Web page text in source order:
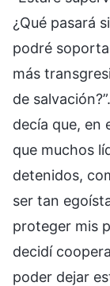
¿Qué pasará
podré
más
de
decía que, en
que muchos
detenidos,
ser tan
proteger mis
decidí
poder dejar